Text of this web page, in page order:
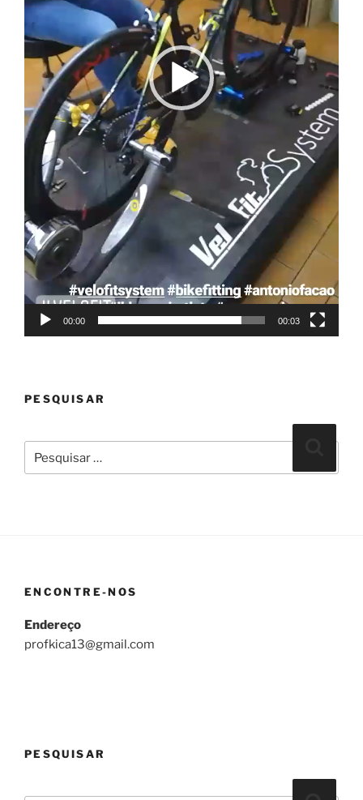
00:00 00:03
PESQUISAR
Pesquisar
por:
ENCONTRE-NOS
Endereço
profkica13@gmail.com
PESQUISAR
Pesquisar